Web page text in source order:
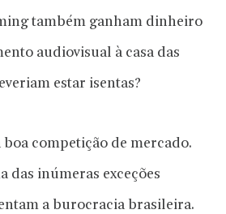
também ganham dinheiro
audiovisual à casa das
estar isentas?
competição de mercado.
das inúmeras exceções
a burocracia brasileira.